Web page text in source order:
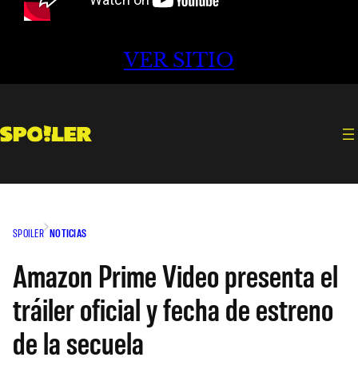
VER SITIO
SPOILER NOTICIAS
Amazon Prime Video presenta el
tráiler oficial y fecha de estreno
de la secuela